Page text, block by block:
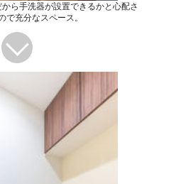
ら手洗器が設置できるかと心配さ
充分なスペース。